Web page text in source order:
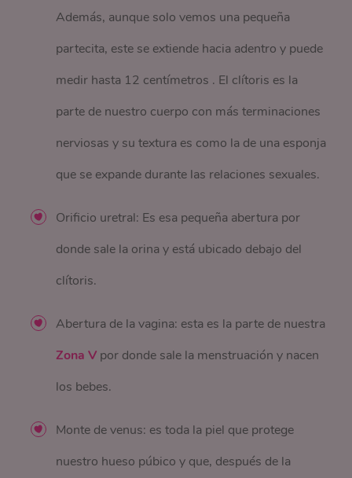
Además, aunque solo vemos una pequeña
partecita, este se extiende hacia adentro y puede
medir hasta 12 centímetros . El clítoris es la
parte de nuestro cuerpo con más terminaciones
nerviosas y su textura es como la de una esponja
que se expande durante las relaciones sexuales.
Orificio uretral: Es esa pequeña abertura por
donde sale la orina y está ubicado debajo del
clítoris.
Abertura de la vagina: esta es la parte de nuestra
Zona V por donde sale la menstruación y nacen
los bebes.
Monte de venus: es toda la piel que protege
nuestro hueso púbico y que, después de la